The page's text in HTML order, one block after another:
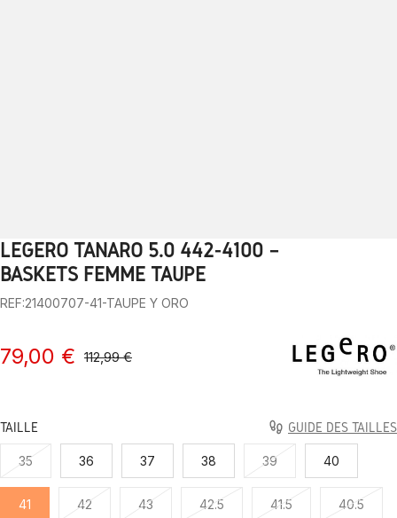
2 3 4 5 6 7
LEGERO TANARO 5.0 442-4100 –
BASKETS FEMME TAUPE
REF:21400707-41-TAUPE Y ORO
79,00 € 112,99 €
TAILLE GUIDE DES TAILLES
35 36 37 38 39 40
41 42 43 42.5 41.5 40.5